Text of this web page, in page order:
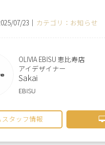
07/23｜ カテゴリ：お知らせ
OLIVIA EBISU 恵比寿店
アイデザイナー
Sakai
EBISU
スタッフ情報